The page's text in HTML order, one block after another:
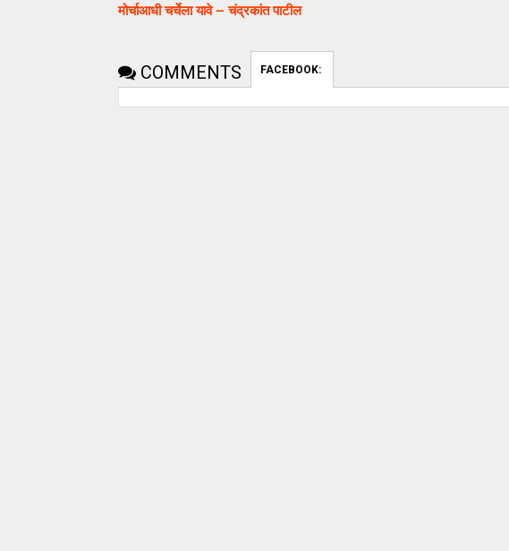
मोर्चाआधी चर्चेला यावे – चंद्रकांत पाटील
COMMENTS FACEBOOK: